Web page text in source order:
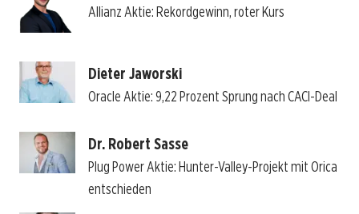
Allianz Aktie: Rekordgewinn, roter Kurs
Dieter Jaworski
Oracle Aktie: 9,22 Prozent Sprung nach CACI-Deal
Dr. Robert Sasse
Plug Power Aktie: Hunter-Valley-Projekt mit Orica
entschieden